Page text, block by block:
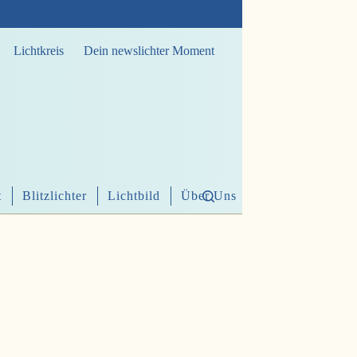
Lichtkreis Dein newslichter Moment
Blitzlichter Lichtbild Über Uns